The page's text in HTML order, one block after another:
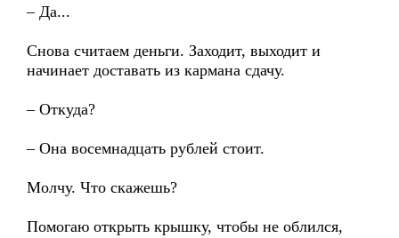
– Да...
Снова считаем деньги. Заходит, выходит и
начинает доставать из кармана сдачу.
– Откуда?
– Она восемнадцать рублей стоит.
Молчу. Что скажешь?
Помогаю открыть крышку, чтобы не облился,